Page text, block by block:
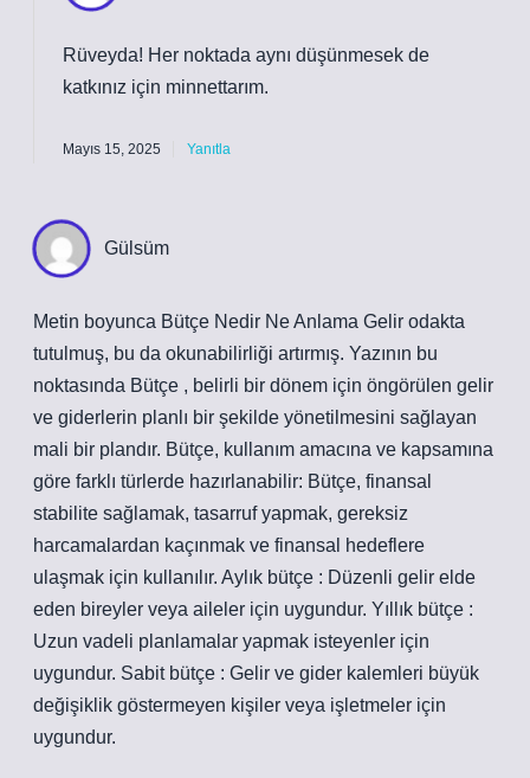
Rüveyda! Her noktada aynı düşünmesek de
katkınız için minnettarım.
Mayıs 15, 2025 Yanıtla
Gülsüm
Metin boyunca Bütçe Nedir Ne Anlama Gelir odakta
tutulmuş, bu da okunabilirliği artırmış. Yazının bu
noktasında Bütçe , belirli bir dönem için öngörülen gelir
ve giderlerin planlı bir şekilde yönetilmesini sağlayan
mali bir plandır. Bütçe, kullanım amacına ve kapsamına
göre farklı türlerde hazırlanabilir: Bütçe, finansal
stabilite sağlamak, tasarruf yapmak, gereksiz
harcamalardan kaçınmak ve finansal hedeflere
ulaşmak için kullanılır. Aylık bütçe : Düzenli gelir elde
eden bireyler veya aileler için uygundur. Yıllık bütçe :
Uzun vadeli planlamalar yapmak isteyenler için
uygundur. Sabit bütçe : Gelir ve gider kalemleri büyük
değişiklik göstermeyen kişiler veya işletmeler için
uygundur.